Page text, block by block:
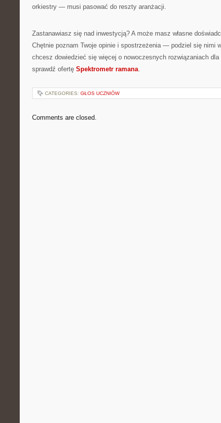
orkiestry — musi pasować do reszty aranżacji.
Zastanawiasz się nad inwestycją? A może masz własne
Chętnie poznam Twoje opinie i spostrzeżenia — podziel się nimi
chcesz dowiedzieć się więcej o nowoczesnych rozwiązaniach dla
sprawdź ofertę Spektrometr ramana.
CATEGORIES: GŁOS UCZNIÓW
Comments are closed.